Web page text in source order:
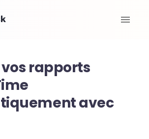
vos rapports
avec